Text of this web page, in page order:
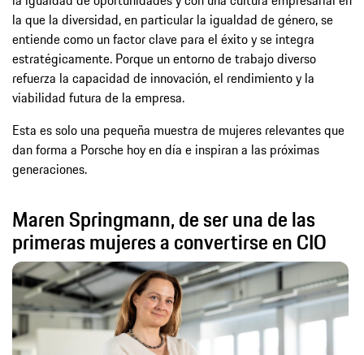
la que la diversidad, en particular la igualdad de género, se
entiende como un factor clave para el éxito y se integra
estratégicamente. Porque un entorno de trabajo diverso
refuerza la capacidad de innovación, el rendimiento y la
viabilidad futura de la empresa.
Esta es solo una pequeña muestra de mujeres relevantes que
dan forma a Porsche hoy en día e inspiran a las próximas
generaciones.
Maren Springmann, de ser una de las
primeras mujeres a convertirse en CIO